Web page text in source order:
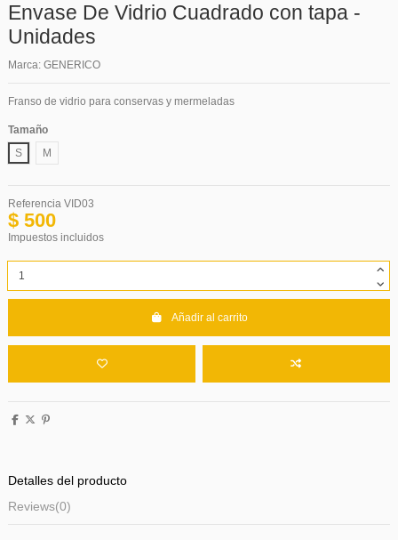
Envase De Vidrio Cuadrado con tapa -
Unidades
Marca: GENERICO
Franso de vidrio para conservas y mermeladas
Tamaño
S
M
Referencia VID03
$ 500
Impuestos incluidos
Añadir al carrito
Detalles del producto
Reviews(0)